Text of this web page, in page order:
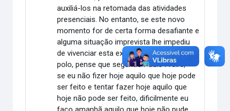
auxiliá-los na retomada das atividades
presenciais. No entanto, se este novo
momento for de certa forma desafiante e
alguma situação imprevista lhe impediu
de vivenciar esta experiência de voltar ao
polo, pense que segundo Paulo Freire, “
se eu não fizer hoje aquilo que hoje pode
ser feito e tentar fazer hoje aquilo que
hoje não pode ser feito, dificilmente eu